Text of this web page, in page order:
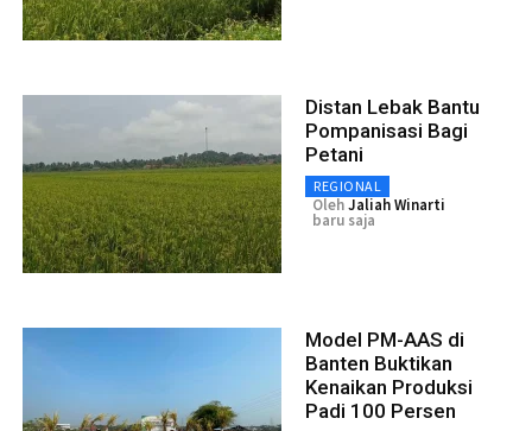
Distan Lebak Bantu
Pompanisasi Bagi
Petani
REGIONAL
OlehJaliah Winarti
baru saja
Model PM-AAS di
Banten Buktikan
Kenaikan Produksi
Padi 100 Persen